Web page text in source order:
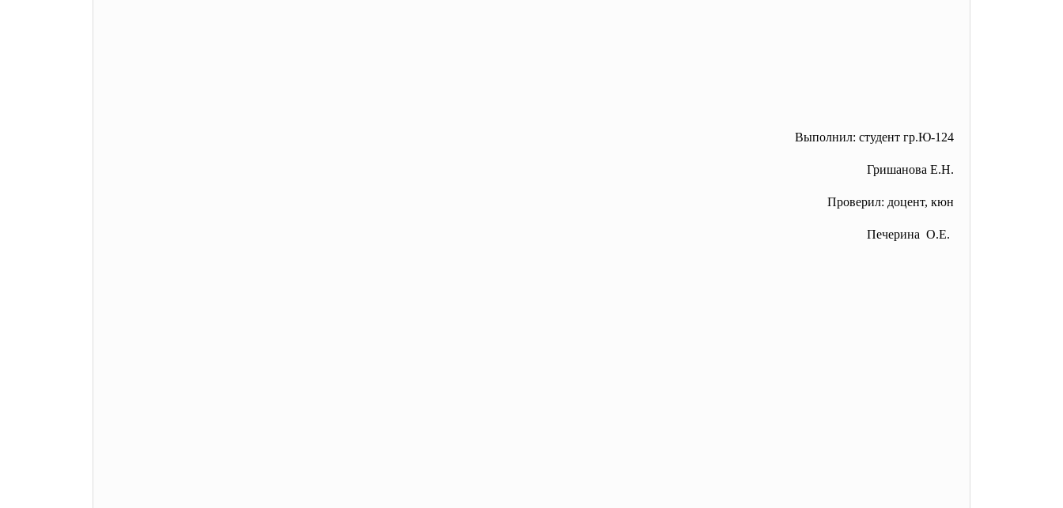
Выполнил: студент гр.Ю-124
Гришанова Е.Н.
Проверил: доцент, кюн
Печерина О.Е.